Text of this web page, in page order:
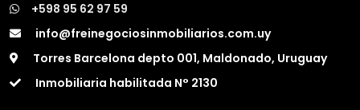
+598 95 62 97 59
info@freinegociosinmobiliarios.com.uy
Torres Barcelona depto 001, Maldonado, Uruguay
Inmobiliaria habilitada N° 2130